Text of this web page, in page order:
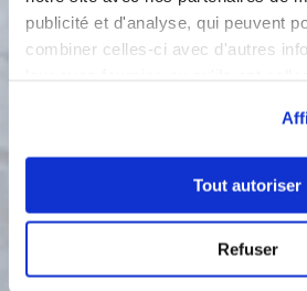
publicité et d'analyse, qui peuvent
combiner celles-ci avec d'autres
Tout autoriser
Refuser
aux biscuits
Mélangez de
bien homogène
bien le fond et les
la crème fraîche
Dans une autre
quand il est
Rassemblez les 2